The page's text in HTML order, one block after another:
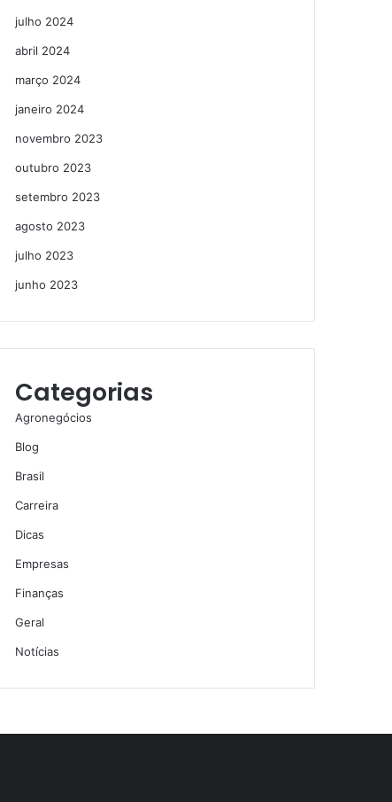
julho 2024
abril 2024
março 2024
janeiro 2024
novembro 2023
outubro 2023
setembro 2023
agosto 2023
julho 2023
junho 2023
Categorias
Agronegócios
Blog
Brasil
Carreira
Dicas
Empresas
Finanças
Geral
Notícias